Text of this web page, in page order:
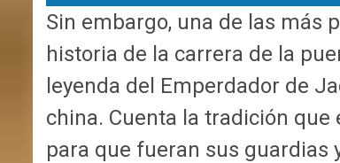
Sin embargo, una de las más
historia de la carrera de la
leyenda del Emperdador de
china. Cuenta la tradición
para que fueran sus guardias